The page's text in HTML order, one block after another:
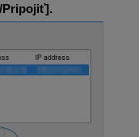
Pripojiť].